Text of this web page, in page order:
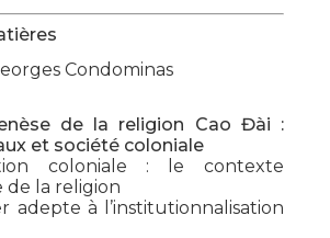
Condominas
de la religion Cao Đài :
et société coloniale
coloniale : le contexte
de la religion
adepte à l’institutionnalisation